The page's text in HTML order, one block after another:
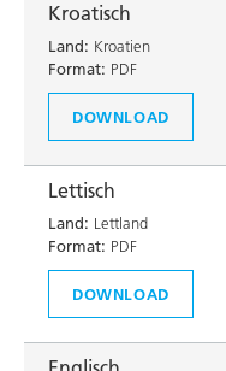
Kroatisch
Land: Kroatien
Format: PDF
DOWNLOAD
Lettisch
Land: Lettland
Format: PDF
DOWNLOAD